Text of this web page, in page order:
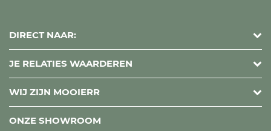
DIRECT NAAR:
JE RELATIES WAARDEREN
WIJ ZIJN MOOIERR
ONZE SHOWROOM